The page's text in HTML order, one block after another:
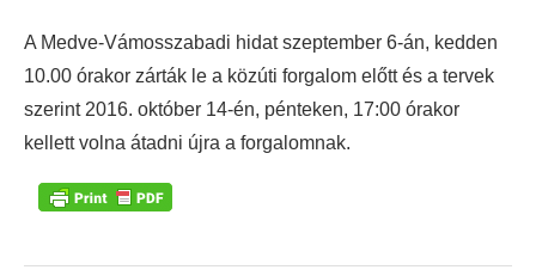
A Medve-Vámosszabadi hidat szeptember 6-án, kedden
10.00 órakor zárták le a közúti forgalom előtt és a tervek
szerint 2016. október 14-én, pénteken, 17:00 órakor
kellett volna átadni újra a forgalomnak.